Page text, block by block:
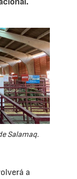
Salamaq.
a